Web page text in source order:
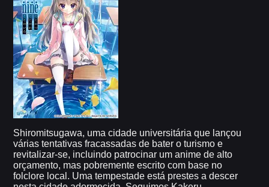
Shiromitsugawa, uma cidade universitária que lançou
várias tentativas fracassadas de bater o turismo e
revitalizar-se, incluindo patrocinar um anime de alto
orçamento, mas pobremente escrito com base no
folclore local. Uma tempestade está prestes a descer